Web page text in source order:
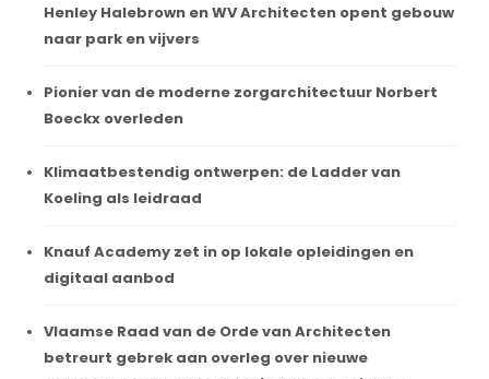
Henley Halebrown en WV Architecten opent gebouw
naar park en vijvers
Pionier van de moderne zorgarchitectuur Norbert
Boeckx overleden
Klimaatbestendig ontwerpen: de Ladder van
Koeling als leidraad
Knauf Academy zet in op lokale opleidingen en
digitaal aanbod
Vlaamse Raad van de Orde van Architecten
betreurt gebrek aan overleg over nieuwe